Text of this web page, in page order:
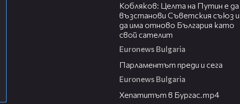
Кобляков: Целта на Путин е да
възстанови Съветския съюз и
да има отново България като
свой сателит
Euronews Bulgaria
Парламентът преди и сега
Euronews Bulgaria
Хепатитът в Бургас.mp4